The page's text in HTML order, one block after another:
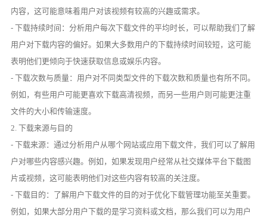
内容，这可能意味着用户对该视频有较高的兴趣或需求。
- 下载持续时间：分析用户每次下载文件的平均时长，可以帮助我们了解
用户对下载内容的偏好。如果大多数用户的下载持续时间较短，这可能
表明他们更倾向于快速获取信息或娱乐内容。
- 下载次数与质量：用户对不同类型文件的下载次数和质量也有所不同。
例如，有些用户可能更喜欢下载高清视频，而另一些用户则可能更注重
文件的大小和传输速度。
2. 下载来源与目的
- 下载来源：通过分析用户从哪个网站或应用下载文件，我们可以了解用
户对哪些内容感兴趣。例如，如果发现用户经常从社交媒体平台下载图
片或视频，这可能表明他们对这些内容有较高的关注度。
- 下载目的：了解用户下载文件的目的对于优化下载管理功能至关重要。
例如，如果大部分用户下载的是学习资料或文档，那么我们可以为用户